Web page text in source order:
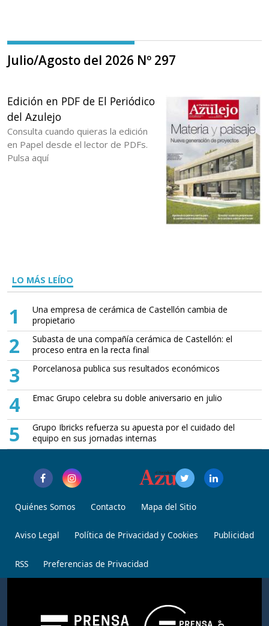
Julio/Agosto del 2026 Nº 297
Edición en PDF de El Periódico
del Azulejo
Consulta cuando quieras la edición
en Papel desde el lector de PDFs.
Pulsa aquí
LO MÁS LEÍDO
1
Una empresa de cerámica de Castellón cambia de
propietario
2
Subasta de una compañía cerámica de Castellón: el
proceso entra en la recta final
3 Porcelanosa publica sus resultados económicos
4 Emac Grupo celebra su doble aniversario en julio
5
Grupo Ibricks refuerza su apuesta por el cuidado del
equipo en sus jornadas internas
Quiénes Somos Contacto Mapa del Sitio
Aviso Legal Política de Privacidad y Cookies Publicidad
RSS Preferencias de Privacidad